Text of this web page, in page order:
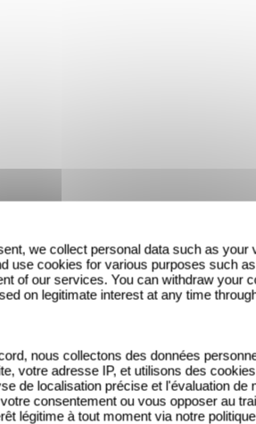
we collect personal data such as your
use cookies for various purposes such
of our services. You can withdraw your
on legitimate interest at any time
nous collectons des données
votre adresse IP, et utilisons des
de localisation précise et l'évaluation de
consentement ou vous opposer au
légitime à tout moment via notre